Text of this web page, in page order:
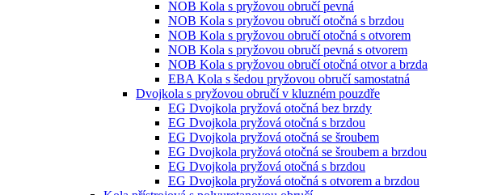
NOB Kola s pryžovou obručí pevná
NOB Kola s pryžovou obručí otočná s brzdou
NOB Kola s pryžovou obručí otočná s otvorem
NOB Kola s pryžovou obručí pevná s otvorem
NOB Kola s pryžovou obručí otočná otvor a brzda
EBA Kola s šedou pryžovou obručí samostatná
Dvojkola s pryžovou obručí v kluzném pouzdře
EG Dvojkola pryžová otočná bez brzdy
EG Dvojkola pryžová otočná s brzdou
EG Dvojkola pryžová otočná se šroubem
EG Dvojkola pryžová otočná se šroubem a brzdou
EG Dvojkola pryžová otočná s brzdou
EG Dvojkola pryžová otočná s otvorem a brzdou